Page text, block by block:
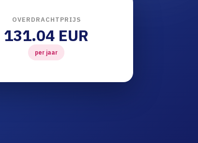
OVERDRACHTPRIJS
131.04 EUR
per jaar